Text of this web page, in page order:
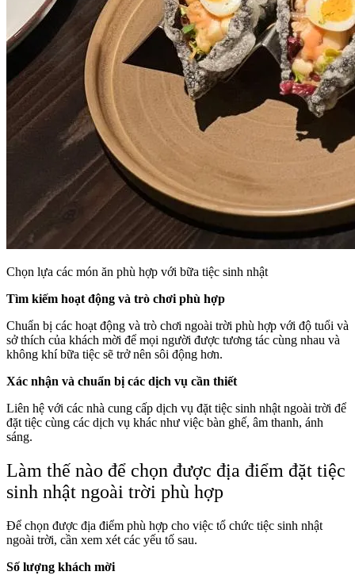
Chọn lựa các món ăn phù hợp với bữa tiệc sinh nhật
Tìm kiếm hoạt động và trò chơi phù hợp
Chuẩn bị các hoạt động và trò chơi ngoài trời phù hợp với độ tuổi và
sở thích của khách mời để mọi người được tương tác cùng nhau và
không khí bữa tiệc sẽ trở nên sôi động hơn.
Xác nhận và chuẩn bị các dịch vụ cần thiết
Liên hệ với các nhà cung cấp dịch vụ đặt tiệc sinh nhật ngoài trời để
đặt tiệc cùng các dịch vụ khác như việc bàn ghế, âm thanh, ánh
sáng.
Làm thế nào để chọn được địa điểm đặt tiệc
sinh nhật ngoài trời phù hợp
Để chọn được địa điểm phù hợp cho việc tổ chức tiệc sinh nhật
ngoài trời, cần xem xét các yếu tố sau.
Số lượng khách mời